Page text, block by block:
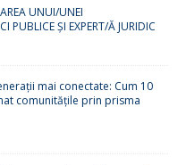
UNUI/UNEI
PUBLICE ȘI EXPERT/Ă JURIDIC
mai conectate: Cum 10
comunitățile prin prisma